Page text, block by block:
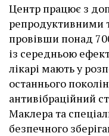
Центр працює з
репродуктивними
провівши понад
із середньою
лікарі мають у
останнього
антивібраційний
Маклера та
безпечного